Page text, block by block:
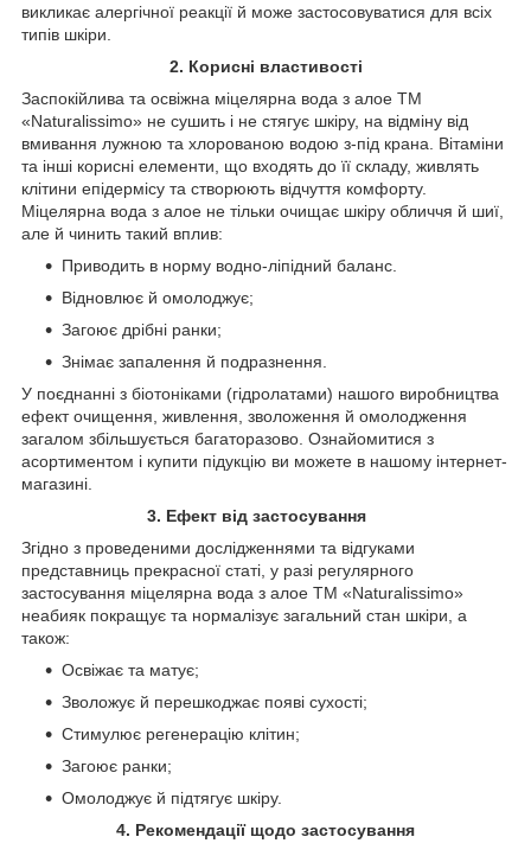
викликає алергічної реакції й може застосовуватися для всіх
типів шкіри.
2. Корисні властивості
Заспокійлива та освіжна міцелярна вода з алое ТМ
«Naturalissimo» не сушить і не стягує шкіру, на відміну від
вмивання лужною та хлорованою водою з-під крана. Вітаміни
та інші корисні елементи, що входять до її складу, живлять
клітини епідермісу та створюють відчуття комфорту.
Міцелярна вода з алое не тільки очищає шкіру обличчя й шиї,
але й чинить такий вплив:
Приводить в норму водно-ліпідний баланс.
Відновлює й омолоджує;
Загоює дрібні ранки;
Знімає запалення й подразнення.
У поєднанні з біотоніками (гідролатами) нашого виробництва
ефект очищення, живлення, зволоження й омолодження
загалом збільшується багаторазово. Ознайомитися з
асортиментом і купити підукцію ви можете в нашому інтернет-
магазині.
3. Ефект від застосування
Згідно з проведеними дослідженнями та відгуками
представниць прекрасної статі, у разі регулярного
застосування міцелярна вода з алое ТМ «Naturalissimo»
неабияк покращує та нормалізує загальний стан шкіри, а
також:
Освіжає та матує;
Зволожує й перешкоджає появі сухості;
Стимулює регенерацію клітин;
Загоює ранки;
Омолоджує й підтягує шкіру.
4. Рекомендації щодо застосування